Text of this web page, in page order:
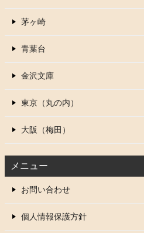
茅ヶ崎
青葉台
金沢文庫
東京（丸の内）
大阪（梅田）
メニュー
お問い合わせ
個人情報保護方針